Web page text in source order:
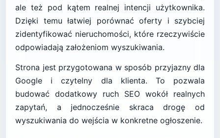
ale też pod kątem realnej intencji użytkownika.
Dzięki temu łatwiej porównać oferty i szybciej
zidentyfikować nieruchomości, które rzeczywiście
odpowiadają założeniom wyszukiwania.
Strona jest przygotowana w sposób przyjazny dla
Google i czytelny dla klienta. To pozwala
budować dodatkowy ruch SEO wokół realnych
zapytań, a jednocześnie skraca drogę od
wyszukiwania do wejścia w konkretne ogłoszenie.